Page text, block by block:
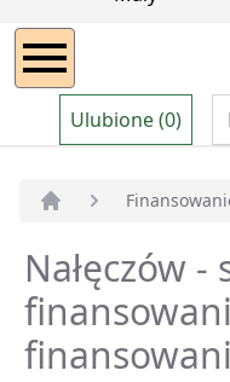
Ulubione (0)
Nałęczów